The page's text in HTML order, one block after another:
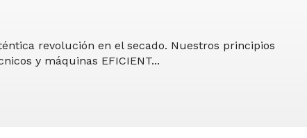
revolución en el secado. Nuestros principios
y máquinas EFICIENT...